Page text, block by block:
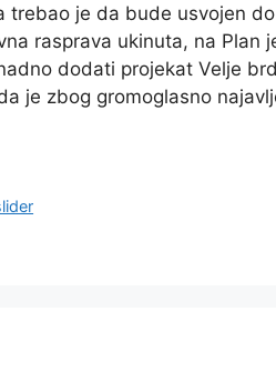
trebao je da bude usvojen
rasprava ukinuta, na Plan
dodati projekat Velje
je zbog gromoglasno